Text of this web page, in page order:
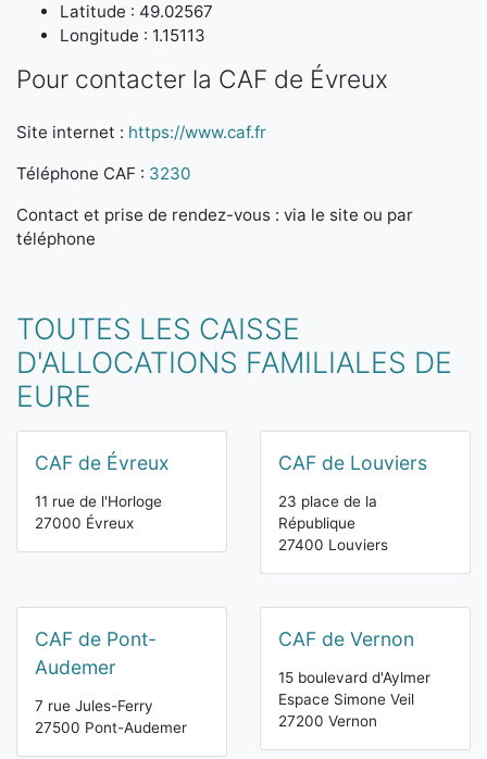
Latitude : 49.02567
Longitude : 1.15113
Pour contacter la CAF de Évreux
Site internet : https://www.caf.fr
Téléphone CAF : 3230
Contact et prise de rendez-vous : via le site ou par
téléphone
TOUTES LES CAISSE
D'ALLOCATIONS FAMILIALES DE
EURE
CAF de Évreux
11 rue de l'Horloge
27000 Évreux
CAF de Louviers
23 place de la
République
27400 Louviers
CAF de Pont-
Audemer
7 rue Jules-Ferry
27500 Pont-Audemer
CAF de Vernon
15 boulevard d'Aylmer
Espace Simone Veil
27200 Vernon